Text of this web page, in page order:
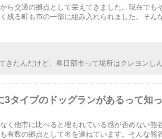
ら交通の拠点として栄えてきました。現在でも
残る町も市の一部に組み入れられました。そん
きたんだけど、春日部市って場所はクレヨンし
然が多いところに行きたい。
3タイプのドッグランがあるって知
く他市に比べると埋もれている感が否めない熊
有数の拠点として名を連ねています。そんな熊